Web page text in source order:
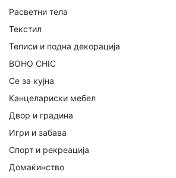
Расветни тела
Текстил
Теписи и подна декорација
BOHO CHIC
Се за кујна
Канцелариски мебел
Двор и градина
Игри и забава
Спорт и рекреација
Домаќинство